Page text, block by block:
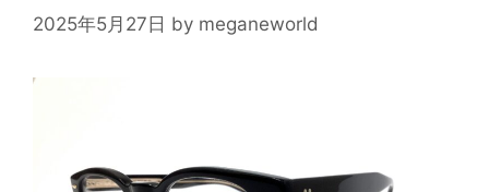
2025年5月27日 by meganeworld